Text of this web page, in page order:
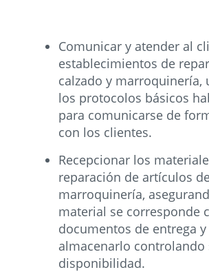
Comunicar y atender al
establecimientos de
calzado y marroquinería,
los protocolos básicos
para comunicarse de
con los clientes.
Recepcionar los
reparación de artículos
marroquinería,
material se corresponde
documentos de entrega y
almacenarlo controlando
disponibilidad.